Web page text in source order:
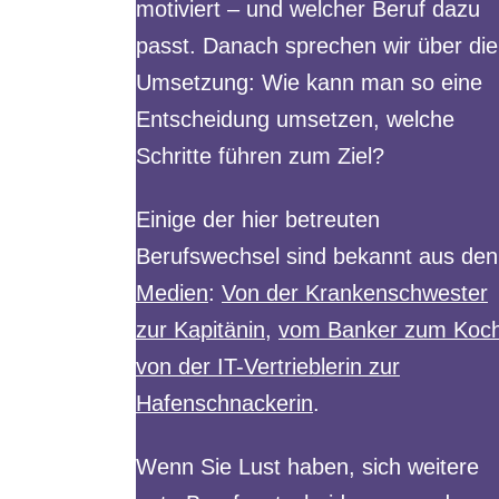
motiviert – und welcher Beruf dazu
passt. Danach sprechen wir über die
Umsetzung: Wie kann man so eine
Entscheidung umsetzen, welche
Schritte führen zum Ziel?
Einige der hier betreuten
Berufswechsel sind bekannt aus den
Medien: Von der Krankenschwester
zur Kapitänin, vom Banker zum
von der IT-Vertrieblerin zur
Hafenschnackerin.
Wenn Sie Lust haben, sich weitere